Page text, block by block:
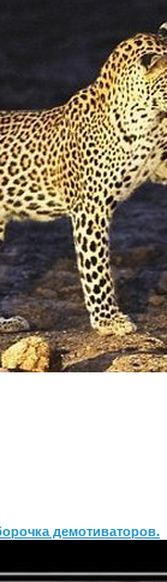
демотиваторов.